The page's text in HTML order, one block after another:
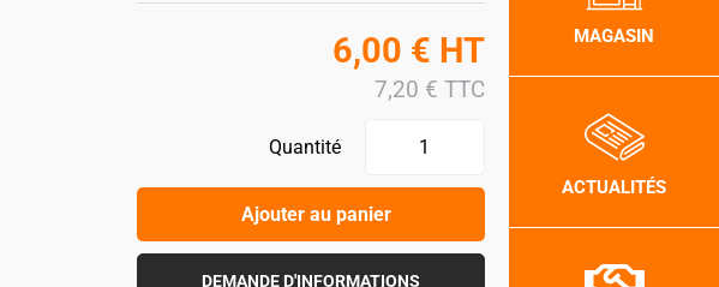
6,00 € HT
7,20 € TTC
Quantité
Ajouter au panier
DEMANDE D'INFORMATIONS
MAGASIN
ACTUALITÉS